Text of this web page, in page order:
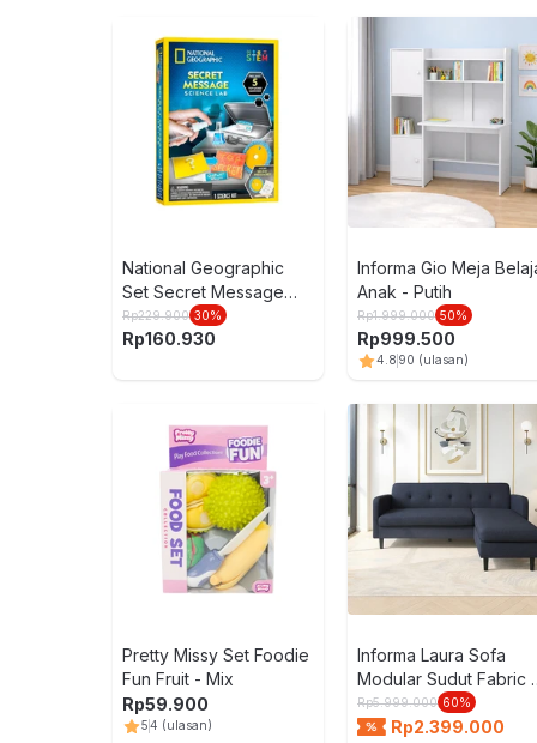
National Geographic
Set Secret Message
Science Lab - Mix
Rp229.900 30%
Rp160.930
Informa Gio Meja
Anak - Putih
Rp1.999.000 50%
Rp999.500
4.8 90 (ulasan)
Pretty Missy Set Foodie
Fun Fruit - Mix
Rp59.900
54 (ulasan)
Informa Laura Sofa
Modular Sudut Fabric -
Biru
Rp5.999.000 60%
Rp2.399.000